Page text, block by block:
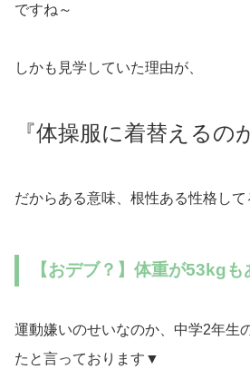
ですね～
しかも見学していた理由が、
『体操服に着替えるの
だからある意味、根性ある性格して
【おデブ？】体重が53kgも
運動嫌いのせいなのか、中学2年生
たと言っております▼